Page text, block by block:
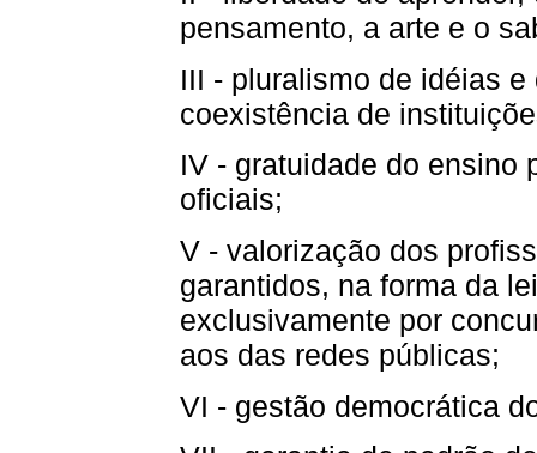
pensamento, a arte e o
III - pluralismo de idéias
coexistência de
IV - gratuidade do ensino
oficiais;
V - valorização dos
garantidos, na forma da
exclusivamente por
aos das redes públicas;
VI - gestão democrática